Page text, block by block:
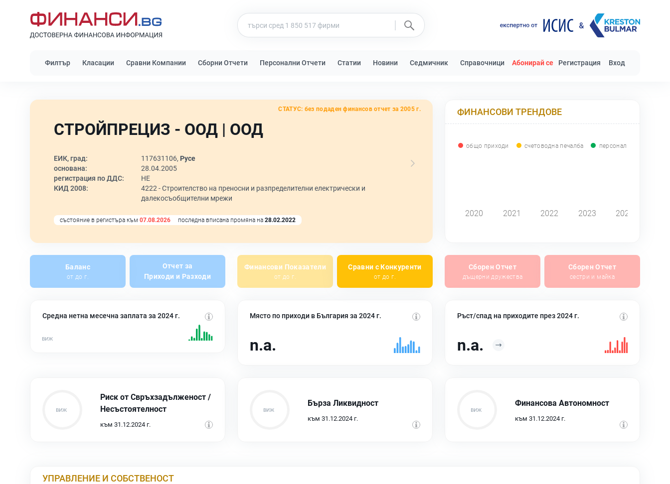
Филтър Класации Сравни Компании Сборни Отчети Персонални Отчети Статии Новини Седмичник Справочници Абонирай се Регистрация Вход
СТРОЙПРЕЦИЗ - ООД | ООД
СТАТУС: без подаден финансов отчет за 2005 г.
ЕИК, град: 117631106, Русе
основана:
28.04.2005
регистрация по ДДС:
НЕ
КИД 2008:
4222 -Строителство на преносни и разпределителни електрически и
далекосъобщителни мрежи
състояние в регистъра към 07.08.2026 последна вписана промяна на 28.02.2022
ФИНАНСОВИ ТРЕНДОВЕ
общо приходи счетоводна печалба персонал
2020 2021 2022 2023 2024
Баланс
от до г.
Отчет за
Приходи и Разходи
Финансови Показатели
от до г.
Сравни с Конкуренти
от до г.
Сборен Отчет
дъщерни дружества
Сборен Отчет
сестри и майка
Средна нетна месечна заплата за 2024 г. Място по приходи в България за 2024 г.
n.a.
Ръст/спад на приходите през 2024 г.
n.a.
Риск от Свръхзадълженост /
Несъстоятелност
към 31.12.2024 г.
Бърза Ликвидност
към 31.12.2024 г.
Финансова Автономност
към 31.12.2024 г.
УПРАВЛЕНИЕ И СОБСТВЕНОСТ